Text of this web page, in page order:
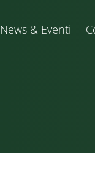
News & Eventi